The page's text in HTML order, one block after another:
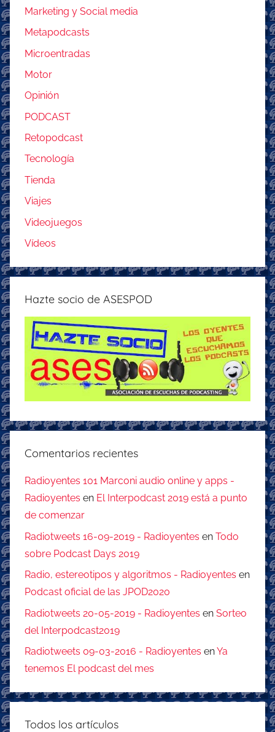
Marketing y Social media
Metapodcasts
Microentradas
Motor
Opinión
PODCAST
Retopodcast
Tecnología
Tienda
Viajes
Videojuegos
Vídeos
Hazte socio de ASESPOD
Comentarios recientes
Radioyentes 101 Marconi audio online y apps -
Radioyentes en El Interpodcast 2019 está a punto
de comenzar
Radiotweets 16-09-2019 - Radioyentes en Todo
sobre Podcast Days 2019
Radio, estereotipos y algoritmos - Radioyentes en
Podcast oficial de las JPOD2020
Radiotweets 20-05-2019 - Radioyentes en Sorteo
del Interpodcast2019
Radiotweets 09-03-2016 - Radioyentes enYa
tenemos El podcast del mes
Todos los artículos